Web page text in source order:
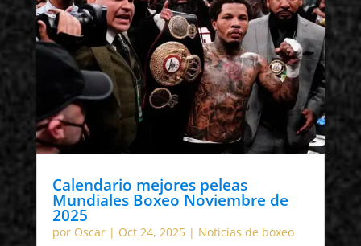
Calendario mejores peleas
Mundiales Boxeo Noviembre de
2025
por Oscar| Oct 24, 2025| Noticias de boxeo